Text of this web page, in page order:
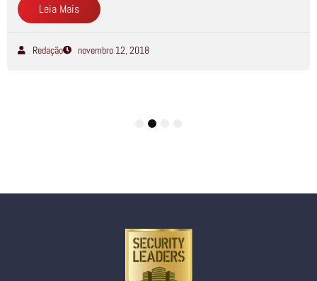
Leia Mais
Redação novembro 12, 2018